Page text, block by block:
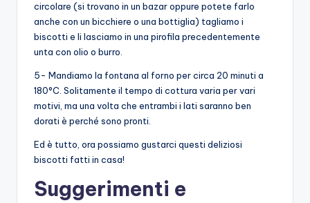
circolare (si trovano in un bazar oppure potete farlo
anche con un bicchiere o una bottiglia) tagliamo i
biscotti e li lasciamo in una pirofila precedentemente
unta con olio o burro.
5- Mandiamo la fontana al forno per circa 20 minuti a
180°C. Solitamente il tempo di cottura varia per vari
motivi, ma una volta che entrambi i lati saranno ben
dorati è perché sono pronti.
Ed è tutto, ora possiamo gustarci questi deliziosi
biscotti fatti in casa!
Suggerimenti e